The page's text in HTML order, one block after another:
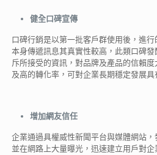
健全口碑宣傳
口碑行銷是以第一批客戶群使用後，進
本身傳遞訊息其真實性較高，此類口碑
斥所接受的資訊，對品牌及產品的信賴
及高的轉化率，可對企業長期穩定發展具
增加網友信任
企業通過具權威性新聞平台與媒體網站，
並在網路上大量曝光，迅速建立用戶對